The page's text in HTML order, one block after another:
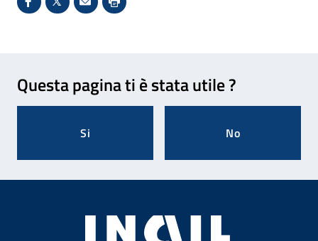
Condividi su Facebook - Sito esterno - Apertura in
X - Sito esterno - Apertura in nuova finestra
Invio Mail: apre il programma di posta
Stampa pagina: scelta meno
Questa pagina ti è stata utile ?
Si No